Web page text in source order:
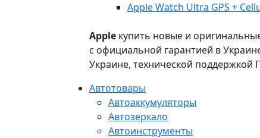
Apple Watch Ultra GPS +
Apple купить новые и
с официальной гарантией в
Украине, технической поддержкой
Автотовары
Автоаккумуляторы
Автозеркало
Автоинструменты